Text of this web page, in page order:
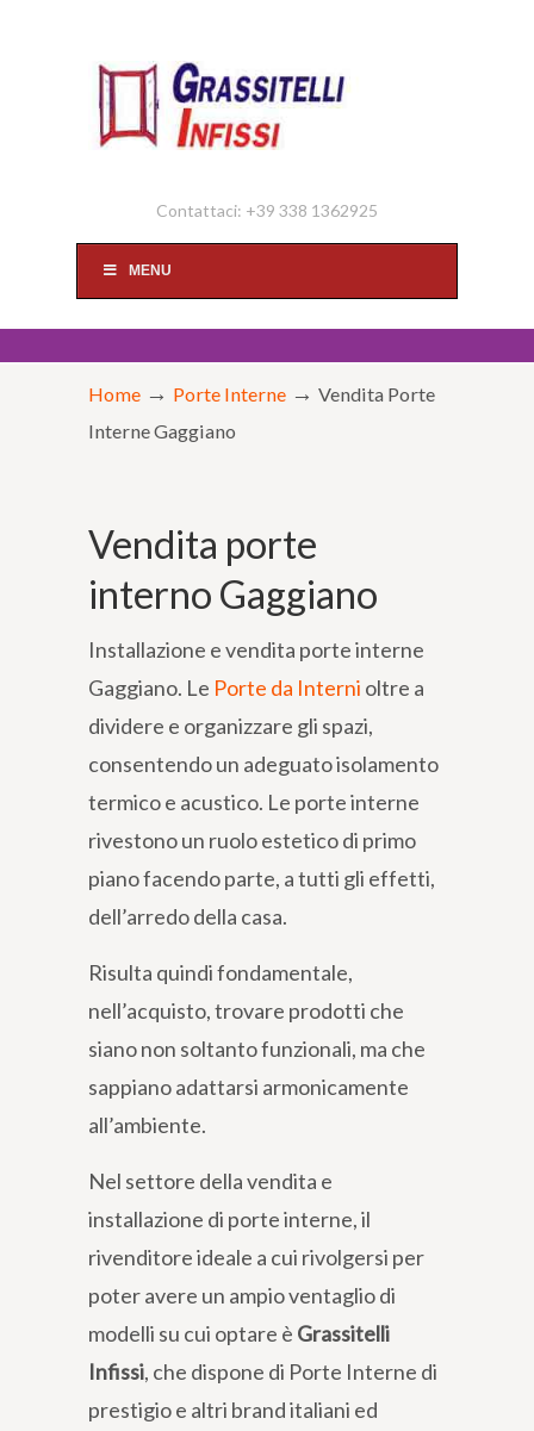
Contattaci: +39 338 1362925
MENU
Home → Porte Interne → Vendita Porte
Interne Gaggiano
Vendita porte
interno Gaggiano
Installazione e vendita porte interne
Gaggiano. Le Porte da Interni oltre a
dividere e organizzare gli spazi,
consentendo un adeguato isolamento
termico e acustico. Le porte interne
rivestono un ruolo estetico di primo
piano facendo parte, a tutti gli effetti,
dell’arredo della casa.
Risulta quindi fondamentale,
nell’acquisto, trovare prodotti che
siano non soltanto funzionali, ma che
sappiano adattarsi armonicamente
all’ambiente.
Nel settore della vendita e
installazione di porte interne, il
rivenditore ideale a cui rivolgersi per
poter avere un ampio ventaglio di
modelli su cui optare è Grassitelli
Infissi, che dispone di Porte Interne di
prestigio e altri brand italiani ed